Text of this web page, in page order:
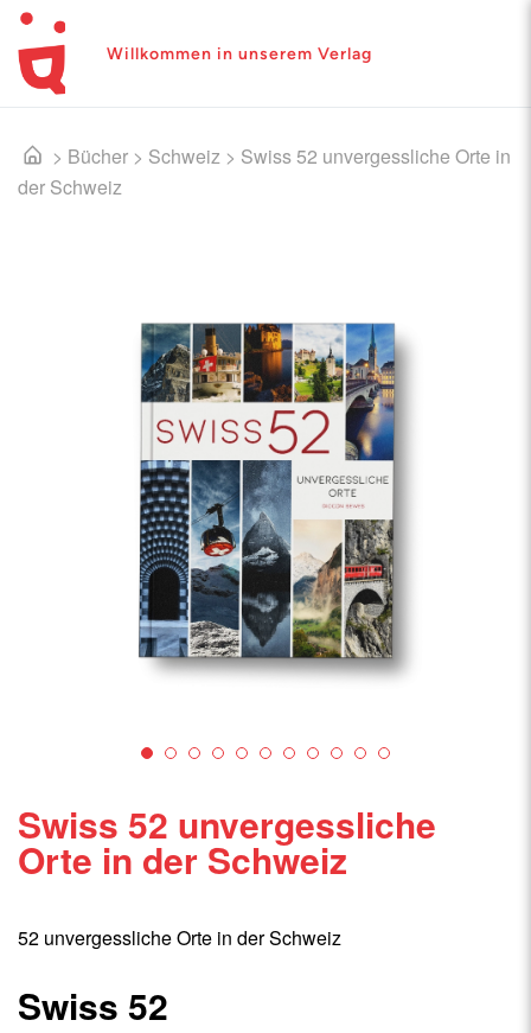
Willkommen in unserem Verlag
> Bücher > Schweiz > Swiss 52 unvergessliche Orte in
der Schweiz
Swiss 52 unvergessliche
Orte in der Schweiz
52 unvergessliche Orte in der Schweiz
Swiss 52